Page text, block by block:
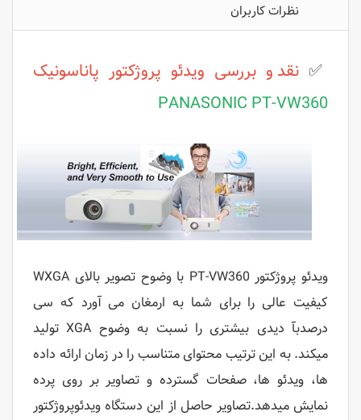
نظرات کاربران
✅ نقد و بررسی ویدئو پروژکتور پاناسونیک
PANASONIC PT-VW360
ویدئو پروژکتور PT-VW360 با وضوح تصویر بالای WXGA
کیفیت عالی را برای شما به ارمغان می آورد که سی
درصدبآ دیدی بیشتری را نسبت به وضوح XGA تولید
میکند. به این ترتیب محتوای متناسب را در زمان ارائه داده
ها، ویدئو ها، صفحات گسترده و تصاویر بر روی پرده
نمایش میدهد.تصاویر حاصل از این دستگاه ویدئوپروژکتور